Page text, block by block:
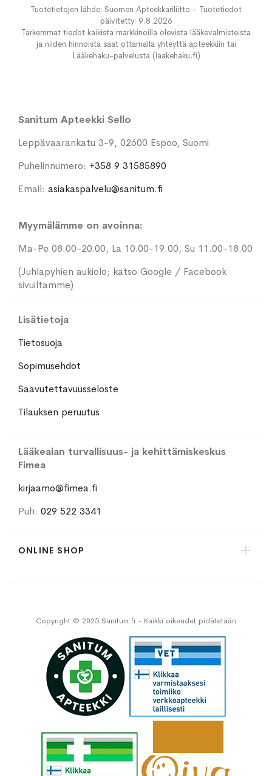
Tuotetietojen lähde: Suomen Apteekkariliitto - Tuotetiedot
päivitetty: 9.8.2026
Tarkemmat tiedot kaikista markkinoilla olevista lääkevalmisteista
ja niiden hinnoista saat ottamalla yhteyttä apteekkiin tai
Lääkehaku-palvelusta (laakehaku.fi)
Sanitum Apteekki Sello
Leppävaarankatu 3-9, 02600 Espoo, Suomi
Puhelinnumero: +358 9 31585890
Email: asiakaspalvelu@sanitum.fi
Myymälämme on avoinna:
Ma-Pe 08.00-20.00, La 10.00-19.00, Su 11.00-18.00
(Juhlapyhien aukiolo; katso Google / Facebook
sivuiltamme)
Lisätietoja
Tietosuoja
Sopimusehdot
Saavutettavuusseloste
Tilauksen peruutus
Lääkealan turvallisuus- ja kehittämiskeskus
Fimea
kirjaamo@fimea.fi
Puh. 029 522 3341
ONLINE SHOP
Copyright © 2025 Sanitum.fi - Kaikki oikeudet pidätetään